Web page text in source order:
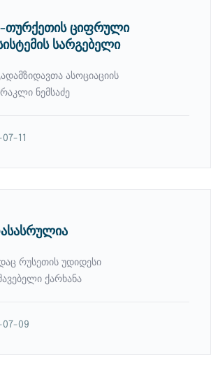
თურქეთის ციფრული
სარგებელი
ასოციაციის
ნემსაძე
11
რუსეთის უდიდესი
ქარხანა
07-09